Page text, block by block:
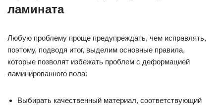
ламината
Любую проблему проще предупреждать, чем исправлять,
поэтому, подводя итог, выделим основные правила,
которые позволят избежать проблем с деформацией
ламинированного пола:
Выбирать качественный материал, соответствующий